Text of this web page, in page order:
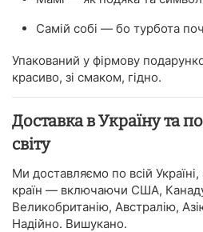
Самій собі — бо турбота
Упакований у фірмову
красиво, зі смаком, гідно.
Доставка в Україну та
світу
Ми доставляємо по всій
країн — включаючи США,
Великобританію, Австралію,
Надійно. Вишукано.